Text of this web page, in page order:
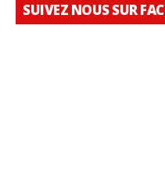
SUIVEZ NOUS SUR